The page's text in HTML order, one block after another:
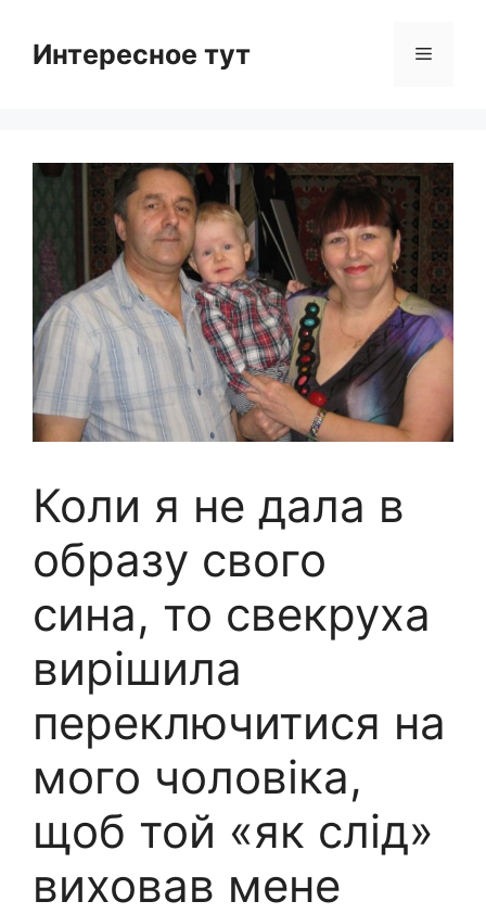
contentИнтересное тут Menu
Коли я не дала в
образу свого
сина, то свекруха
вирішила
пеpеключитися на
мого чоловіка,
щоб той «як слід»
виховав мене